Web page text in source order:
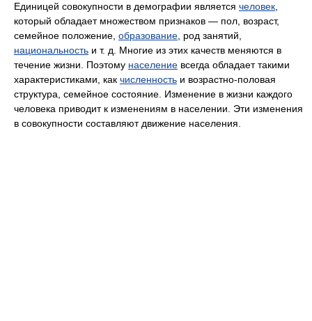
Единицей совокупности в демографии является человек
который обладает множеством признаков — пол, возраст,
семейное положение, образование , род занятий,
национальность и т. д. Многие из этих качеств меняются в
течение жизни. Поэтому население всегда обладает такими
характеристиками, как численность и возрастно-половая
структура, семейное состояние. Изменение в жизни каждого
человека приводит к изменениям в населении. Эти изменения
в совокупности составляют движение населения.